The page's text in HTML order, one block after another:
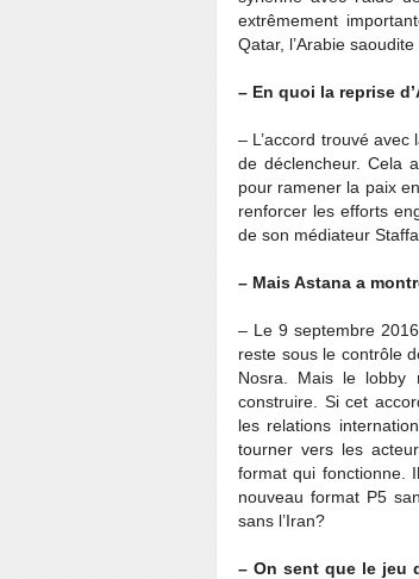
extrêmement
Qatar, l’Arabie
– En quoi la reprise
– L’accord trouvé avec
de déclencheur. Cela
pour ramener la paix
renforcer les efforts
de son médiateur
– Mais Astana a
– Le 9 septembre
reste sous le contrôle
Nosra. Mais le lobby
construire. Si cet
les relations
tourner vers les
format qui fonctionne.
nouveau format P5
sans l’Iran?
– On sent que le jeu